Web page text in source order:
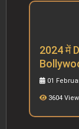
2024 में
01 February,
3604 Views